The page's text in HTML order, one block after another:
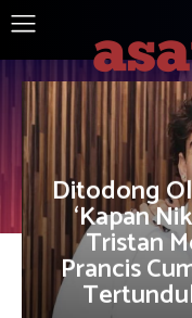
Ditodong
‘Kapan
Tristan
Prancis